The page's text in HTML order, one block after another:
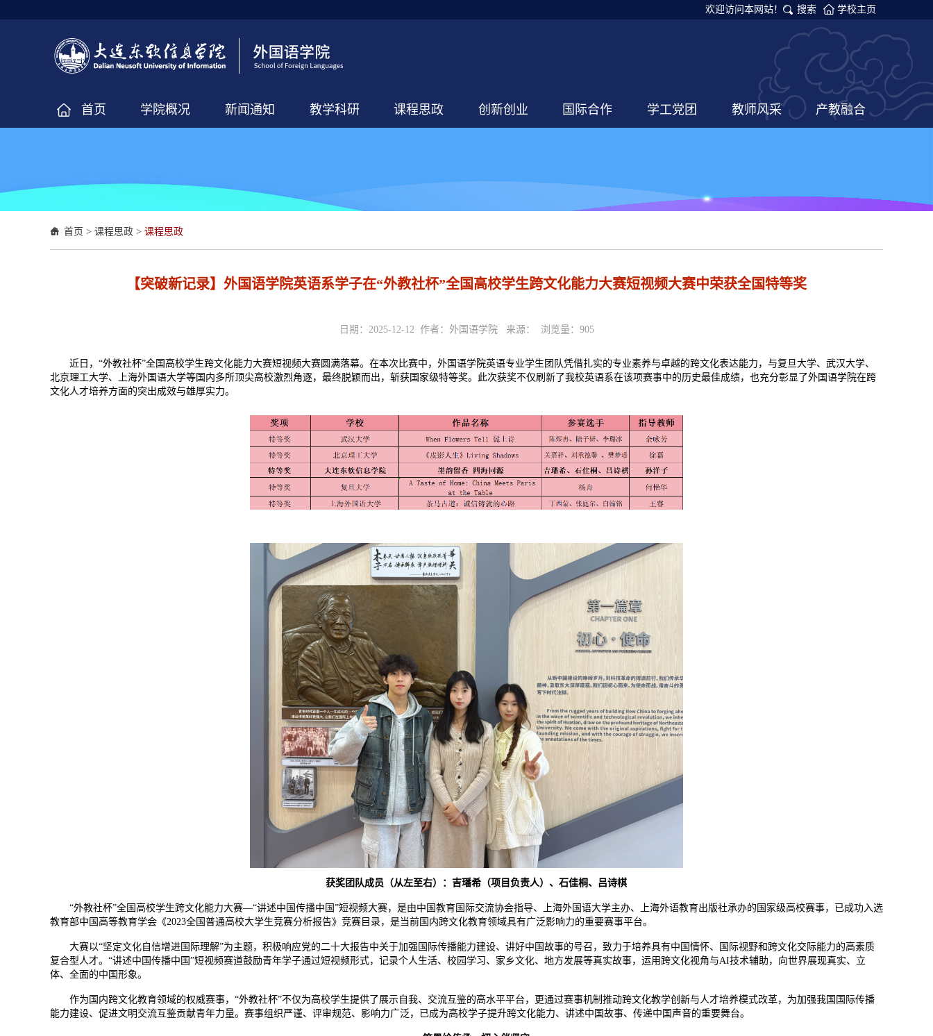
欢迎访问本网站！ 搜索 学校主页
首页 学院概况 新闻通知 教学科研 课程思政 创新创业 国际合作 学工党团 教师风采 产教融合
首页 > 课程思政 > 课程思政
【突破新记录】外国语学院英语系学子在“外教社杯”全国高校学生跨文化能力大赛短视频大赛中荣获全国特等奖
日期：2025-12-12 作者：外国语学院 来源： 浏览量： 905
近日，“外教社杯”全国高校学生跨文化能力大赛短视频大赛圆满落幕。在本次比赛中，外国语学院英语专业学生团队凭借扎实的专业素养与卓越的跨文化表达能力，与复旦大学、武汉大学、
北京理工大学、上海外国语大学等国内多所顶尖高校激烈角逐，最终脱颖而出，斩获国家级特等奖。此次获奖不仅刷新了我校英语系在该项赛事中的历史最佳成绩，也充分彰显了外国语学院在跨
文化人才培养方面的突出成效与雄厚实力。
获奖团队成员 （从左至右） ：吉璠希（项目负责人）、石佳桐、吕诗棋
“外教社杯”全国高校学生跨文化能力大赛—“讲述中国传播中国”短视频大赛，是由中国教育国际交流协会指导、上海外国语大学主办、上海外语教育出版社承办的国家级高校赛事，已成功入选
教育部中国高等教育学会《2023全国普通高校大学生竞赛分析报告》竞赛目录，是当前国内跨文化教育领域具有广泛影响力的重要赛事平台。
大赛以“坚定文化自信增进国际理解”为主题，积极响应党的二十大报告中关于加强国际传播能力建设、讲好中国故事的号召，致力于培养具有中国情怀、国际视野和跨文化交际能力的高素质
复合型人才。“讲述中国传播中国”短视频赛道鼓励青年学子通过短视频形式，记录个人生活、校园学习、家乡文化、地方发展等真实故事，运用跨文化视角与AI技术辅助，向世界展现真实、立
体、全面的中国形象。
作为国内跨文化教育领域的权威赛事，“外教社杯”不仅为高校学生提供了展示自我、交流互鉴的高水平平台，更通过赛事机制推动跨文化教学创新与人才培养模式改革，为加强我国国际传播
能力建设、促进文明交流互鉴贡献青年力量。赛事组织严谨、评审规范、影响力广泛，已成为高校学子提升跨文化能力、讲述中国故事、传递中国声音的重要舞台。